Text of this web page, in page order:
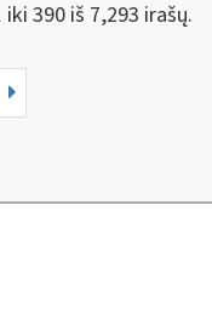
390 iš 7,293 irašų.